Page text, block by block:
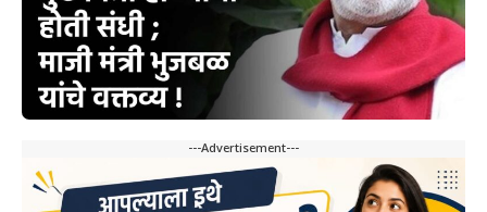
---Advertisement---